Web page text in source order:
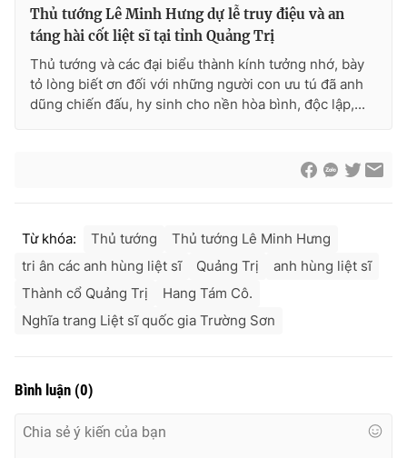
Thủ tướng Lê Minh Hưng dự lễ truy điệu và an
táng hài cốt liệt sĩ tại tỉnh Quảng Trị
Thủ tướng và các đại biểu thành kính tưởng nhớ, bày
tỏ lòng biết ơn đối với những người con ưu tú đã anh
dũng chiến đấu, hy sinh cho nền hòa bình, độc lập,...
Từ khóa: Thủ tướng
Thủ tướng Lê Minh Hưng
tri ân các anh hùng liệt sĩ
Quảng Trị
anh hùng liệt sĩ
Thành cổ Quảng Trị
Hang Tám Cô.
Nghĩa trang Liệt sĩ quốc gia Trường Sơn
Bình luận (0)